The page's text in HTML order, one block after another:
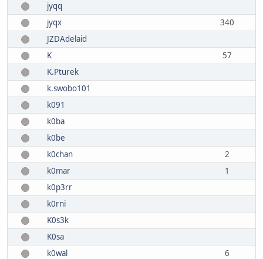
jyqq
jyqx
340
JZDAdelaid
K
57
K.Pturek
k.swobo101
k091
k0ba
k0be
k0chan
2
k0mar
1
k0p3rr
k0rni
K0s3k
K0sa
k0wal
6